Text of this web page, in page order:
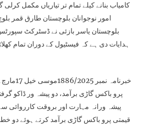
کامیاب بنانے کیلے تمام تر تیاریاں مکمل
امور نوجوانان بلوچستان طارق قمر
بلوچستان یاسر بازئی نے ڈسٹرکٹ
ہدایات دی ہے کہ فیسٹیول کے دوران تمام
خبرنامہ
پرو باکس گاڑی برآمد، دو پیشہ ور ڈاکو
پیشہ ورانہ مہارت اور بروقت کارروائی
قیمتی پرو باکس گاڑی برآمد کرتے ہوئے دو